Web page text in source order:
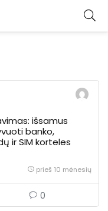
išsamus
banko,
ir SIM korteles
prieš 10 mėnesių
0